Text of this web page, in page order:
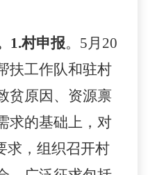
1.村申报。 5月20
扶工作队和驻村
贫原因、资源禀
求的基础上，对
求，组织召开村